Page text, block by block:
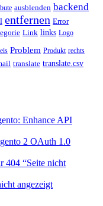
ausblenden backend
entfernen Error
Link links Logo
Problem Produkt rechts
translate translate.csv
Enhance API
2 OAuth 1.0
404 “Seite nicht
angezeigt